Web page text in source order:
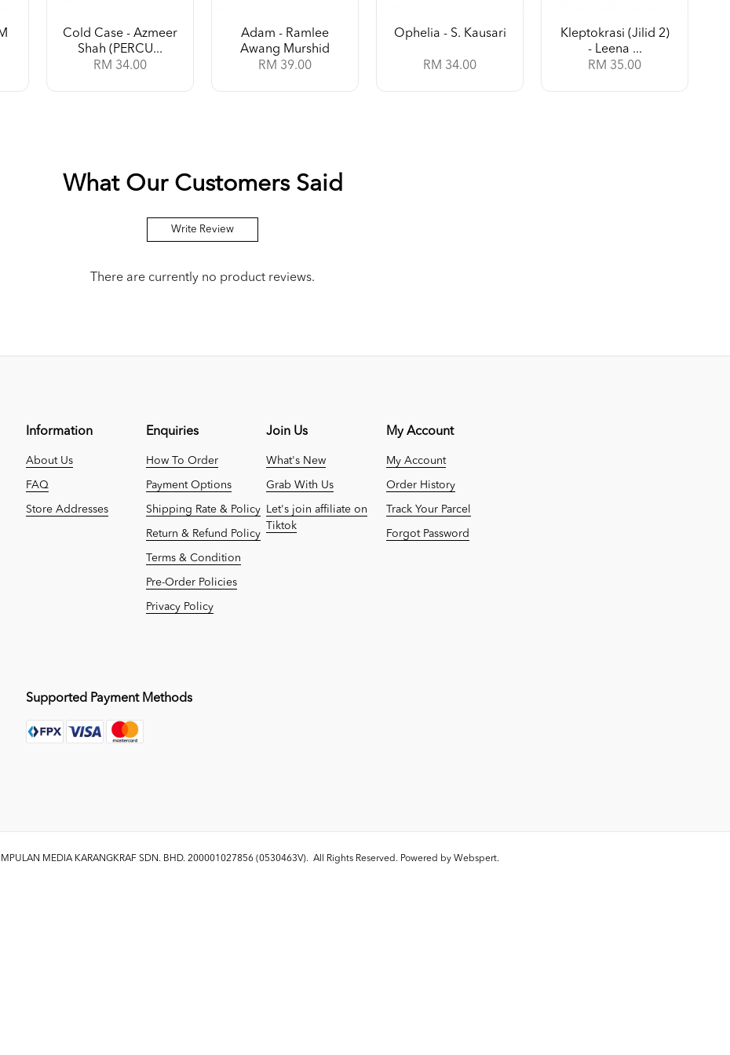
Cold Case - Azmeer
Shah (PERCU...
RM 34.00
Adam - Ramlee
Awang Murshid
RM 39.00
Ophelia - S. Kausari
RM 34.00
Kleptokrasi (Jilid 2)
- Leena ...
RM 35.00
What Our Customers Said
Write Review
There are currently no product reviews.
Information
About Us
FAQ
Store Addresses
Enquiries
How To Order
Payment Options
Shipping Rate & Policy
Return & Refund Policy
Terms & Condition
Pre-Order Policies
Privacy Policy
Join Us
What's New
Grab With Us
Let's join affiliate on
Tiktok
My Account
My Account
Order History
Track Your Parcel
Forgot Password
Supported Payment Methods
MEDIA KARANGKRAF SDN. BHD. 200001027856 (0530463V). All Rights Reserved. Powered by Webspert.